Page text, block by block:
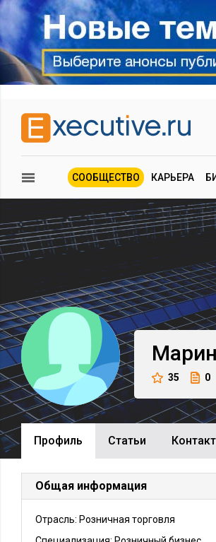
СООБЩЕСТВО КАРЬЕРА
35 0
Профиль Cтатьи
Общая информация
Отрасль: Розничная торговля